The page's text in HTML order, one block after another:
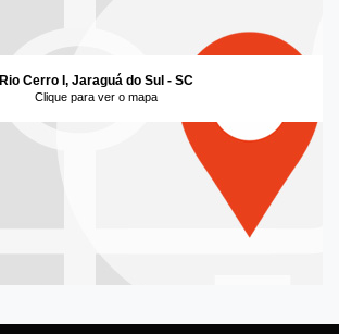
Rio Cerro I, Jaraguá do Sul - SC
Clique para ver o mapa